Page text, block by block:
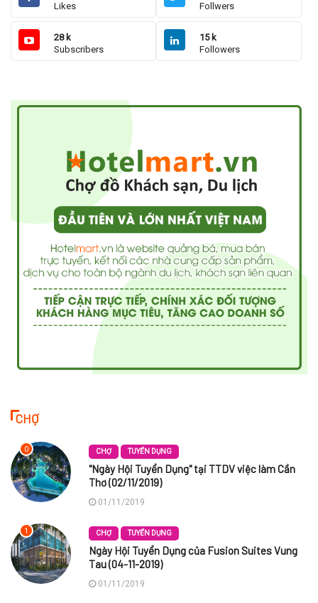
Likes Follwers
28 k
Subscribers
15 k
Followers
CHỢ
0 CHỢ TUYỂN DỤNG
"Ngày Hội Tuyển Dụng" tại TTDV việc làm Cần
Thơ (02/11/2019)
01/11/2019
1 CHỢ TUYỂN DỤNG
Ngày Hội Tuyển Dụng của Fusion Suites Vung
Tau (04-11-2019)
01/11/2019